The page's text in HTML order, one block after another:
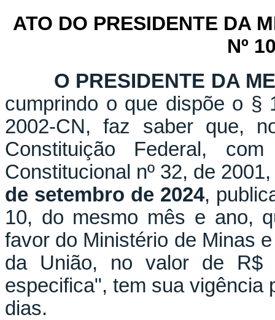
ATO DO PRESIDENTE DA
Nº
O PRESIDENTE DA
cumprindo o que dispõe o §
2002-CN, faz saber que,
Constituição Federal,
Constitucional nº 32, de
de setembro de 2024,
10, do mesmo mês e ano,
favor do Ministério de Minas
da União, no valor de R$
especifica", tem sua vigência
dias.